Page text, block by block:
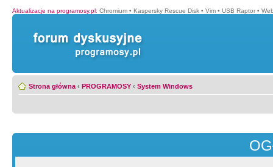
Aktualizacje na programosy.pl: Chromium • Kaspersky Rescue Disk • Vim • USB Raptor •
Strona główna ‹ PROGRAMOSY ‹ System Windows